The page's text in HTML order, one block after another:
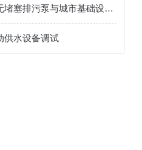
液下无堵塞排污泵与城市基础设施建设的紧密关联与互动影响
供水设备调试